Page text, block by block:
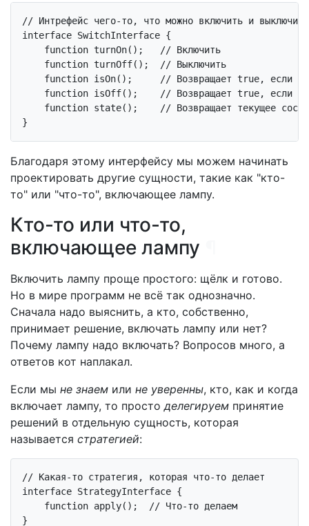
// Интрефейс чего-то, что можно включить и выключить
interface SwitchInterface {
function turnOn() ;
// Включить
function turnOff() ;
// Выключить
function isOn() ;
// Возвращает true, если
function isOff() ;
// Возвращает true, если
function state() ;
// Возвращает текущее
Благодаря этому интерфейсу мы можем начинать
проектировать другие сущности, такие как "кто-
то" или "что-то", включающее лампу.
Кто-то или что-то,
включающее лампу
Включить лампу проще простого: щёлк и готово.
Но в мире программ не всё так однозначно.
Сначала надо выяснить, а кто, собственно,
принимает решение, включать лампу или нет?
Почему лампу надо включать? Вопросов много, а
ответов кот наплакал.
Если мы не знаем или не уверенны, кто, как и когда
включает лампу, то просто делегируем принятие
решений в отдельную сущность, которая
называется стратегией:
// Какая-то стратегия, которая что-то делает
interface StrategyInterface {
function apply() ;
// Что-то делаем